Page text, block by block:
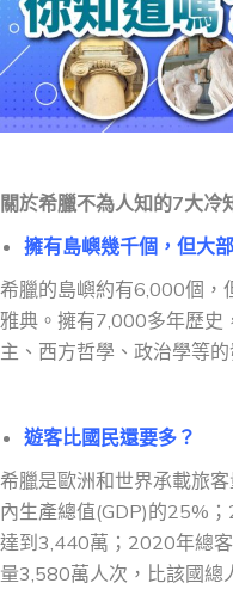
關於希臘不為人知的7大冷
擁有島嶼幾千個，但大
希臘的島嶼約有6,000個，
雅典。擁有7,000多年歷史
主、西方哲學、政治學等
遊客比國民還要多？
希臘是歐洲和世界承載旅
內生產總值(GDP)的25%；
達到3,440萬；2020年總
量3,580萬人次 ，比該國總